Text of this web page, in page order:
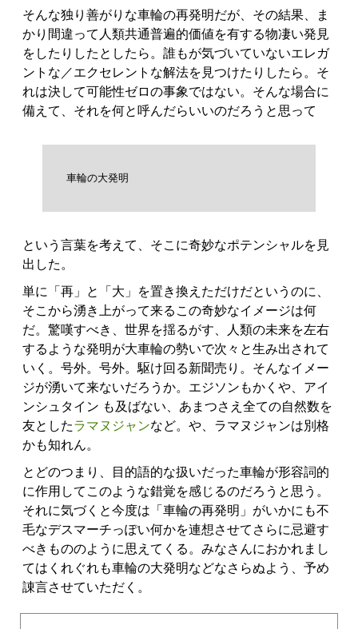
そんな独り善がりな車輪の再発明だが、その結果、ま
かり間違って人類共通普遍的価値を有する物凄い発見
をしたりしたとしたら。誰もが気づいていないエレガ
ントな／エクセレントな解法を見つけたりしたら。そ
れは決して可能性ゼロの事象ではない。そんな場合に
備えて、それを何と呼んだらいいのだろうと思って
車輪の大発明
という言葉を考えて、そこに奇妙なポテンシャルを見
出した。
単に「再」と「大」を置き換えただけだというのに、
そこから湧き上がって来るこの奇妙なイメージは何
だ。驚嘆すべき、世界を揺るがす、人類の未来を左右
するような発明が大車輪の勢いで次々と生み出されて
いく。号外。号外。駆け回る新聞売り。そんなイメー
ジが湧いて来ないだろうか。エジソンもかくや、アイ
ンシュタイン も及ばない、あまつさえ全ての自然数を
友としたラマヌジャンなど。や、ラマヌジャンは別格
かも知れん。
とどのつまり、目的語的な扱いだった車輪が形容詞的
に作用してこのような錯覚を感じるのだろうと思う。
それに気づくと今度は「車輪の再発明」がいかにも不
毛なデスマーチっぽい何かを連想させてさらに忌避す
べきもののように思えてくる。みなさんにおかれまし
てはくれぐれも車輪の大発明などなさらぬよう、予め
諌言させていただく。